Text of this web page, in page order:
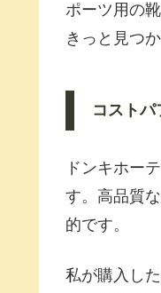
ポーツ用の
きっと見つか
コストパ
ドンキホー
す。高品質
的です。
私が購入し